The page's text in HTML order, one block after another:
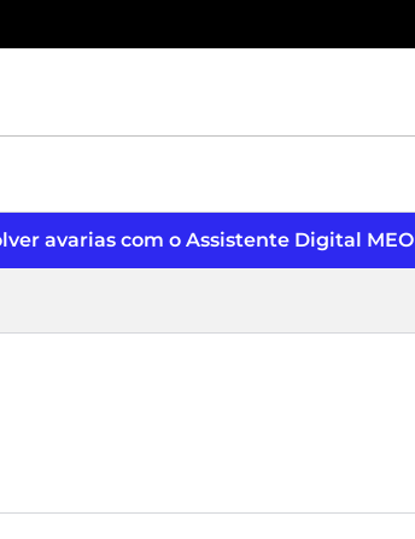
avarias com o Assistente Digital MEO